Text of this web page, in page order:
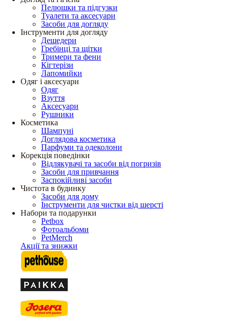
Пелюшки та підгузки
Туалети та аксесуари
Засоби для догляду
Інструменти для догляду
Дешедери
Гребінці та щітки
Тримери та фени
Кігтерізи
Лапомийки
Одяг і аксесуари
Одяг
Взуття
Аксесуари
Рушники
Косметика
Шампуні
Доглядова косметика
Парфуми та одеколони
Корекція поведінки
Відлякувачі та засоби від погризів
Засоби для привчання
Заспокійливі засоби
Чистота в будинку
Засоби для дому
Інструменти для чистки від шерсті
Набори та подарунки
Petbox
Фотоальбоми
PetMerch
Акції та знижки